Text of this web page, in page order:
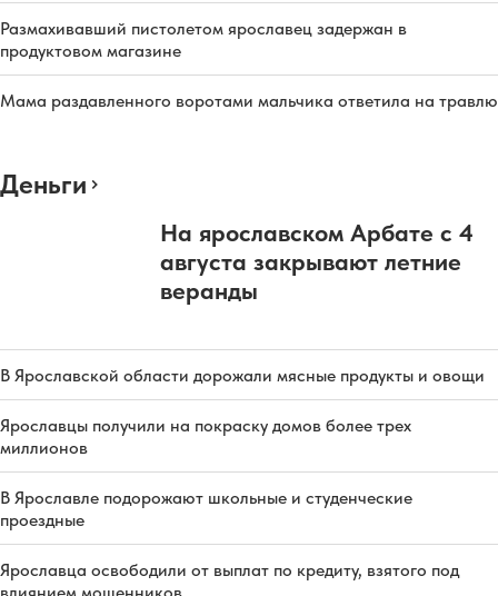
Размахивавший пистолетом ярославец задержан в
продуктовом магазине
Мама раздавленного воротами мальчика ответила на травлю
Деньги
На ярославском Арбате с 4
августа закрывают летние
веранды
В Ярославской области дорожали мясные продукты и овощи
Ярославцы получили на покраску домов более трех
миллионов
В Ярославле подорожают школьные и студенческие
проездные
Ярославца освободили от выплат по кредиту, взятого под